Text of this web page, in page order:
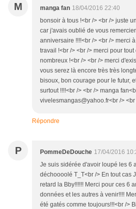
M manga fan 18/04/2016 22:40
bonsoir à tous !<br /> <br /> juste
car j'avais oublié de vous
anniversaire !!!!<br /> <br /> merci
travail !<br /> <br /> merci pour
nombreux !<br /> <br /> merci
vous serez là encore très très
bisoux, bon courage pour le futur,
surtout !!!!<br /> <br /> manga
vivelesmangas@yahoo.fr<br /> <br
Répondre
P PommeDeDouche 17/04/2016
Je suis sidérée d'avoir loupé les 6
déchoooolé T_T<br /> En tout cas
retard la Bby!!!!!! Merci pour ces 6
données et les autres à venir!!!!
été gatés comme toujours!!!<br />